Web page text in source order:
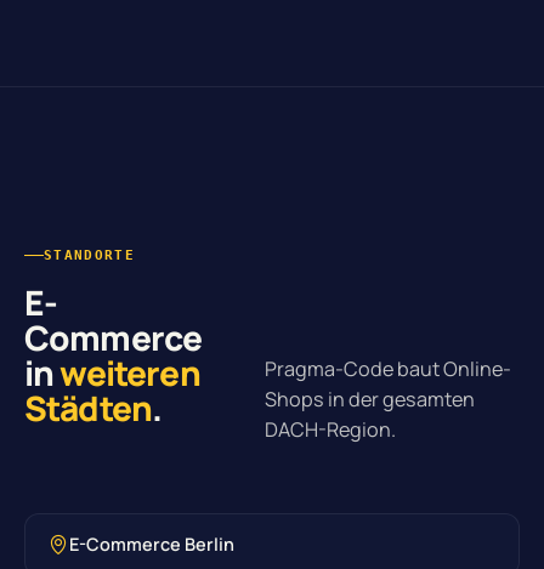
STANDORTE
E-
Commerce
inweiteren
Städten.
Pragma-Code baut Online-
Shops in der gesamten
DACH-Region.
E-Commerce Berlin